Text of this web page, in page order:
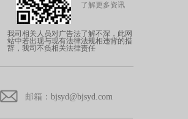
邮箱： bjsyd@bjsyd.com
了解更多资讯
我司相关人员对广告法了解不深，此网
站中若出现与现有法律法规相违背的措
辞，我司不负相关法律责任